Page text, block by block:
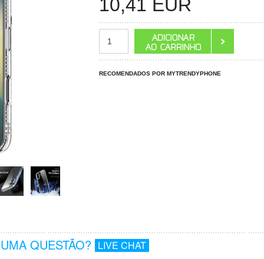
10,41 EUR
RECOMENDADOS POR MYTRENDYPHONE
QUESTÃO? LIVE CHAT